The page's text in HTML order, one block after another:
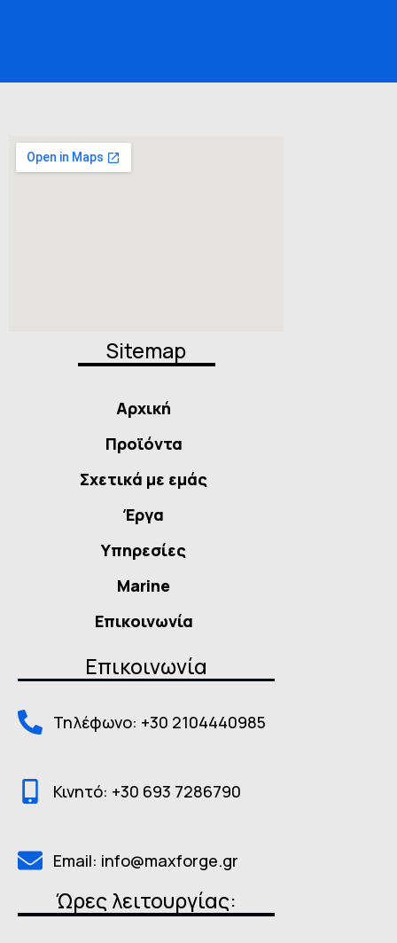
Sitemap
Αρχική
Προϊόντα
Σχετικά με εμάς
Έργα
Υπηρεσίες
Marine
Επικοινωνία
Επικοινωνία
Τηλέφωνο: +30 2104440985
Κινητό: +30 693 7286790
Email: info@maxforge.gr
Ώρες λειτουργίας: